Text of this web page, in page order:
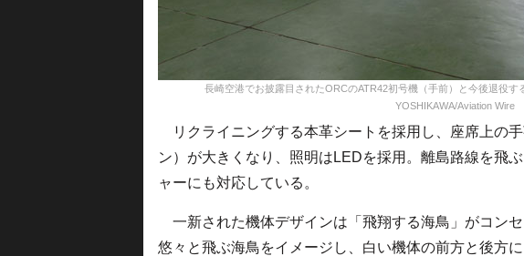
長崎空港でお披露目されたORCのATR42初号機（手前）と今後退役
YOSHIKAWA/Aviation Wire
リクライニングする本革シートを採用し、座席上の
ン）が大きくなり、照明はLEDを採用。離島路線を飛
ャーにも対応している。
一新された機体デザインは「飛翔する海鳥」がコン
悠々と飛ぶ海鳥をイメージし、白い機体の前方と後方